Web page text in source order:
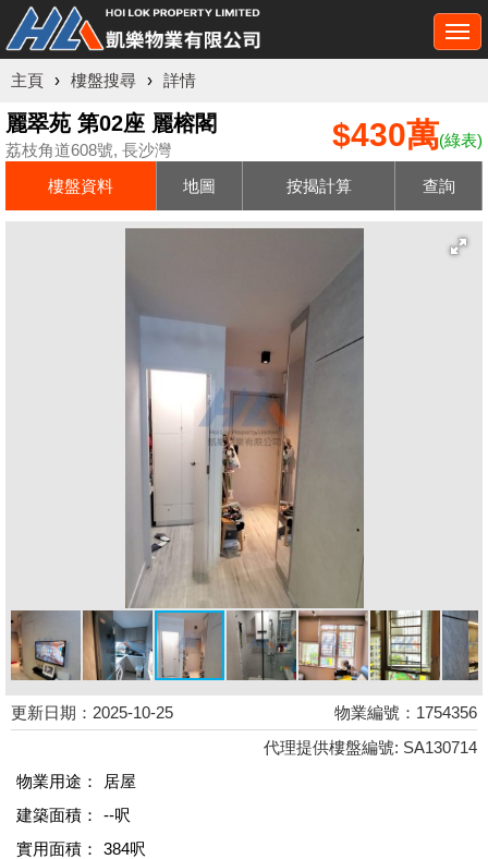
主頁 › 樓盤搜尋 › 詳情
麗翠苑 第02座 麗榕閣
荔枝角道608號, 長沙灣 $430萬(綠表)
樓盤資料 地圖 按揭計算 查詢
更新日期：2025-10-25
物業編號：1754356
代理提供樓盤編號: SA130714
物業用途：
居屋
建築面積：
--呎
實用面積：
384呎